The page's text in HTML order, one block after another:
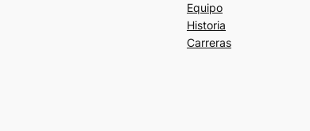
Equipo
Historia
Carreras